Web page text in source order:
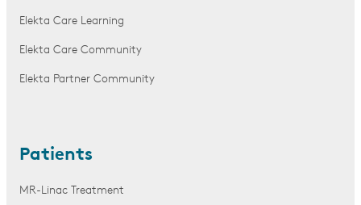
Elekta Care Learning
Elekta Care Community
Elekta Partner Community
Patients
MR-Linac Treatment